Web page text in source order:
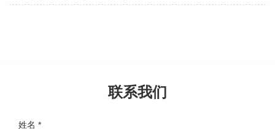
联系我们
姓名 *